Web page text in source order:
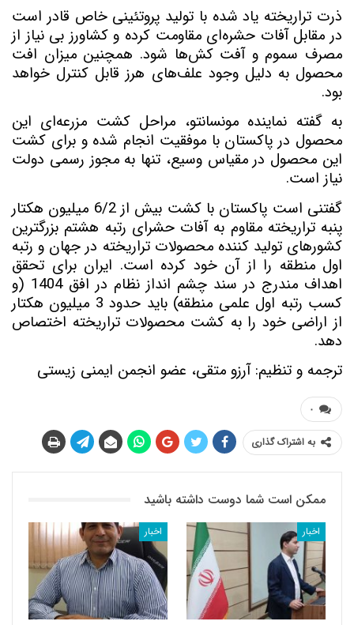
ذرت تراریخته یاد شده با تولید پروتئینی خاص قادر است
در مقابل آفات حشره‌ای مقاومت کرده و کشاورز بی نیاز از
مصرف سموم و آفت کش‌ها شود. همچنین میزان افت
محصول به دلیل وجود علف‌های هرز قابل کنترل خواهد
بود.
به گفته نماینده مونسانتو، مراحل کشت مزرعه‌ای این
محصول در پاکستان با موفقیت انجام شده و برای کشت
این محصول در مقیاس وسیع، تنها به مجوز رسمی دولت
نیاز است.
گفتنی است پاکستان با کشت بیش از 6/2 میلیون هکتار
پنبه تراریخته مقاوم به آفات حشر‌ای رتبه هشتم بزرگترین
کشورهای تولید کننده محصولات تراریخته در جهان و رتبه
اول منطقه را از آن خود کرده است. ایران برای تحقق
اهداف مندرج در سند چشم انداز نظام در افق 1404 (و
کسب رتبه اول علمی منطقه) باید حدود 3 میلیون هکتار
از اراضی خود را به کشت محصولات تراریخته اختصاص
دهد.
ترجمه و تنظیم: آرزو متقی، عضو انجمن ایمنی زیستی
۰
به اشتراک گذاری
ممکن است شما دوست داشته باشید
اخبار اخبار